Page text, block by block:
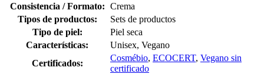
Consistencia / Formato: Crema
Tipos de productos:
Sets de productos
Tipo de piel:
Piel seca
Características:
Unisex, Vegano
Certificados:
Cosmébio, ECOCERT, Vegano sin
certificado